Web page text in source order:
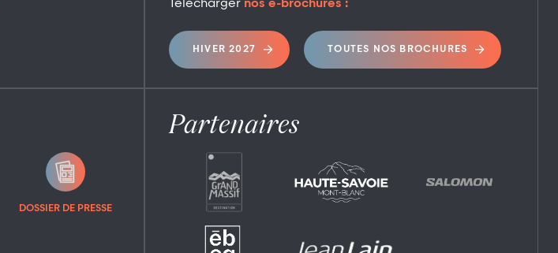
Télécharger nos e-brochures :
HIVER 2027 TOUTES NOS BROCHURES
DOSSIER DE PRESSE
Partenaires